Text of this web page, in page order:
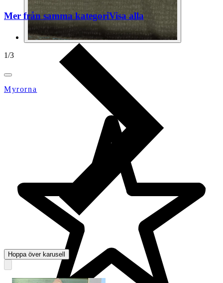
1/3
Myrorna
Mer från samma kategoriVisa alla
Hoppa över karusell